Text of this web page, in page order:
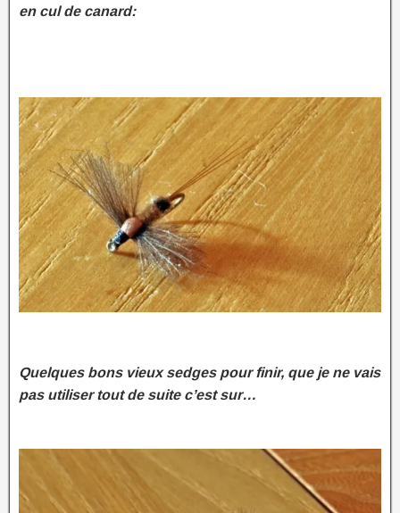
en cul de canard:
Quelques bons vieux sedges pour finir, que je ne vais
pas utiliser tout de suite c’est sur…